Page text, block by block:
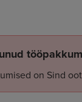
on Sind